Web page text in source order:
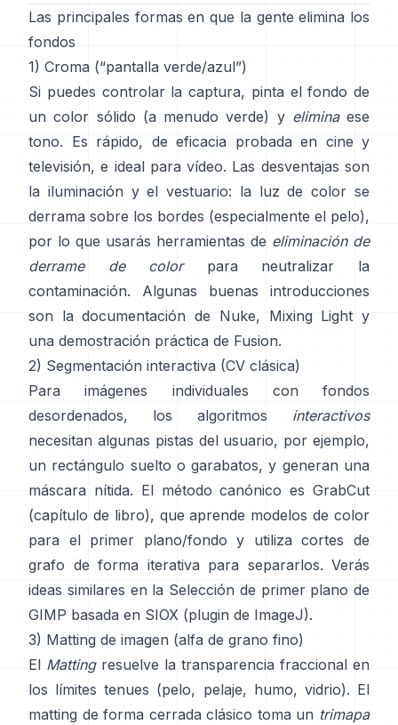
Las principales formas en que la gente elimina los
fondos
1) Croma (“pantalla verde/azul”)
Si puedes controlar la captura, pinta el fondo de
un color sólido (a menudo verde) y eliminaese
tono. Es rápido, de eficacia probada en cine y
televisión, e ideal para vídeo. Las desventajas son
la iluminación y el vestuario: la luz de color se
derrama sobre los bordes (especialmente el pelo),
por lo que usarás herramientas de eliminación de
derrame de colorpara neutralizar la
contaminación. Algunas buenas introducciones
son la documentación de Nuke, Mixing Light y
una demostración práctica de Fusion.
2) Segmentación interactiva (CV clásica)
Para imágenes individuales con fondos
desordenados, los algoritmos interactivos
necesitan algunas pistas del usuario, por ejemplo,
un rectángulo suelto o garabatos, y generan una
máscara nítida. El método canónico es GrabCut
(capítulo de libro), que aprende modelos de color
para el primer plano/fondo y utiliza cortes de
grafo de forma iterativa para separarlos. Verás
ideas similares en la Selección de primer plano de
GIMP basada en SIOX (plugin de ImageJ).
3) Matting de imagen (alfa de grano fino)
El Mattingresuelve la transparencia fraccional en
los límites tenues (pelo, pelaje, humo, vidrio). El
matting de forma cerrada clásico toma un trimapa